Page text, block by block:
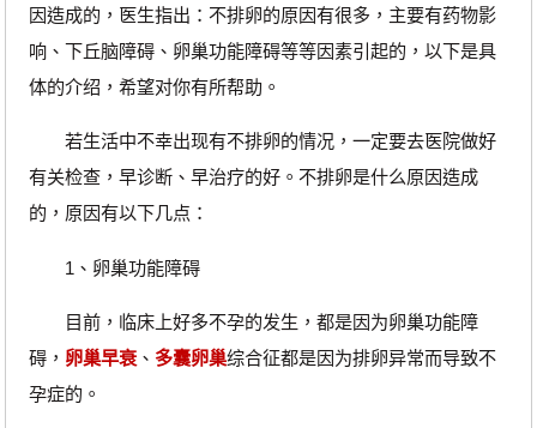
因造成的，医生指出：不排卵的原因有很多，主要有药物影
响、下丘脑障碍、卵巢功能障碍等等因素引起的，以下是具
体的介绍，希望对你有所帮助。
若生活中不幸出现有不排卵的情况，一定要去医院做好
有关检查，早诊断、早治疗的好。不排卵是什么原因造成
的，原因有以下几点：
1、卵巢功能障碍
目前，临床上好多不孕的发生，都是因为卵巢功能障
碍， 卵巢早衰、 多囊卵巢综合征都是因为排卵异常而导致不
孕症的。